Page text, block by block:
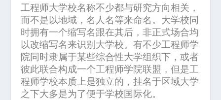
工程师大学校名称不少都与研究方向相关，
而不是以地域，名人名等来命名。大学校同
时拥有一个缩写名跟在其后，非正式场合均
以改缩写名来识别大学校。有不少工程师学
院同时隶属于某些综合性大学组织下，或者
彼此联合构成一个工程师学院联盟，但是工
程师学校本质上是独立的，挂名于区域大学
之下大多是为了便于学校国际化。